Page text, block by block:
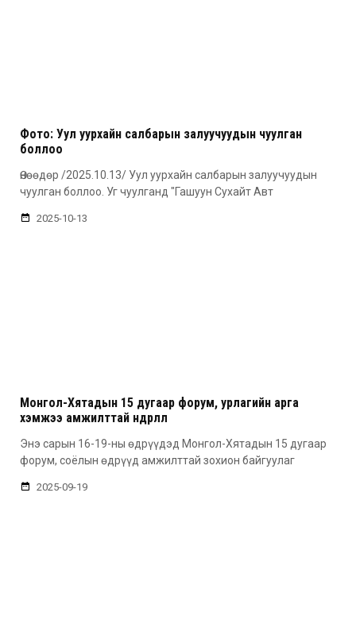
Фото: Уул уурхайн салбарын залуучуудын чуулган
боллоо
Өнөөдөр /2025.10.13/ Уул уурхайн салбарын залуучуудын
чуулган боллоо. Уг чуулганд "Гашуун Сухайт Авт
2025-10-13
Монгол-Хятадын 15 дугаар форум, урлагийн арга
хэмжээ амжилттай өндөрлөлөө
Энэ сарын 16-19-ны өдрүүдэд Монгол-Хятадын 15 дугаар
форум, соёлын өдрүүд амжилттай зохион байгуулаг
2025-09-19